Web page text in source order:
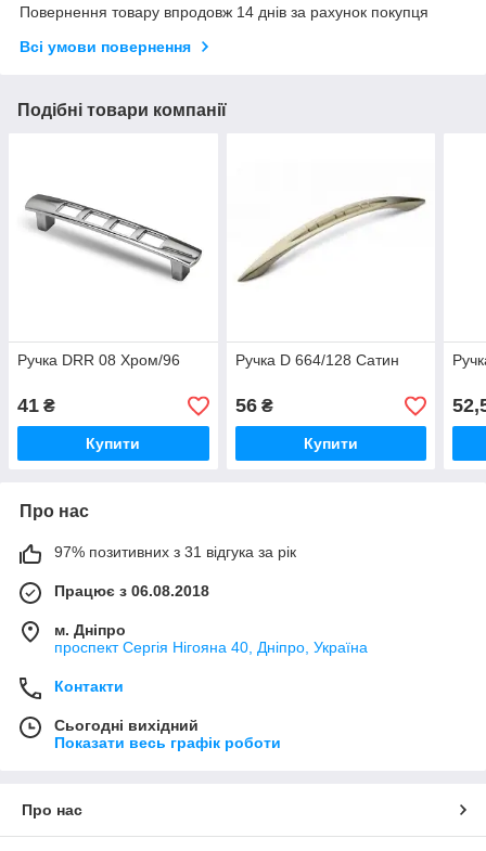
Повернення товару впродовж 14 днів за рахунок покупця
Всі умови повернення
Подібні товари компанії
Ручка DRR 08 Хром/96
41 ₴
Купити
Ручка D 664/128 Сатин
56₴
Купити
Про нас
97% позитивних з 31 відгука за рік
Працює з 06.08.2018
м. Дніпро
проспект Сергія Нігояна 40, Дніпро, Україна
Контакти
Сьогодні вихідний
Показати весь графік роботи
Про нас